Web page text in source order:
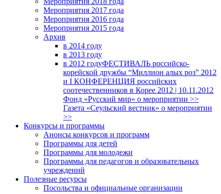
Мероприятия 2017 года
Мероприятия 2016 года
Мероприятия 2015 года
Архив
в 2014 году
в 2013 году
в 2012 годуФЕСТИВАЛЬ российско-
корейской дружбы “Миллион алых роз” 2012
и I КОНФЕРЕНЦИЯ российских
соотечественников в Корее 2012 | 10.11.2012
Фонд «Русский мир» о мероприятии >>
Газета «Сеульский вестник» о мероприятии
>>
Конкурсы и программы
Анонсы конкурсов и программ
Программы для детей
Программы для молодежи
Программы для педагогов и образовательных
учреждений
Полезные ресурсы
Посольства и официальные организации